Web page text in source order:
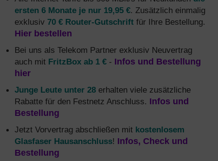
ersten 6 Monate je nur 19,95 €. Zusätzlich einmalig
exklusiv 70 € Router-Gutschrift für Ihre Bestellung.
Hier bestellen
Bei uns als Telekom Partner exklusiv Neuvertrag
auch mit FritzBox ab 1 € - Infos und Bestellung
hier
Junge Leute unter 28 erhalten viele zusätzliche
Rabatte für den Festnetz Anschluss. Infos und
Bestellung
Jetzt Vorvertrag abschließen mit kostenlosem
Glasfaser Hausanschluss! Infos, Check und
Bestellung